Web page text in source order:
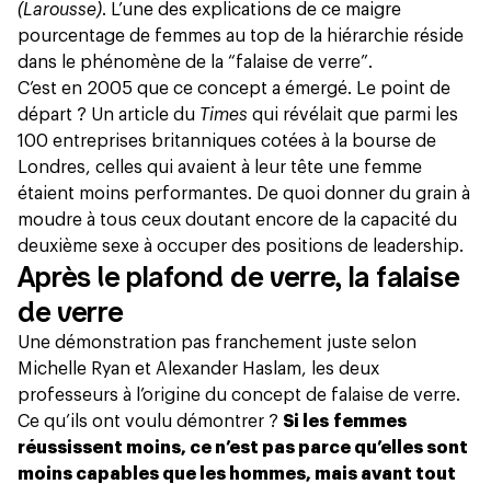
(Larousse). L’une des explications de ce maigre
pourcentage de femmes au top de la hiérarchie réside
dans le phénomène de la “falaise de verre”.
C’est en 2005 que ce concept a émergé. Le point de
départ ? Un article du Times qui révélait que parmi les
100 entreprises britanniques cotées à la bourse de
Londres, celles qui avaient à leur tête une femme
étaient moins performantes. De quoi donner du grain à
moudre à tous ceux doutant encore de la capacité du
deuxième sexe à occuper des positions de leadership.
Après le plafond de verre, la falaise
de verre
Une démonstration pas franchement juste selon
Michelle Ryan et Alexander Haslam, les deux
professeurs à l’origine du concept de falaise de verre.
Ce qu’ils ont voulu démontrer ? Si les femmes
réussissent moins, ce n’est pas parce qu’elles sont
moins capables que les hommes, mais avant tout